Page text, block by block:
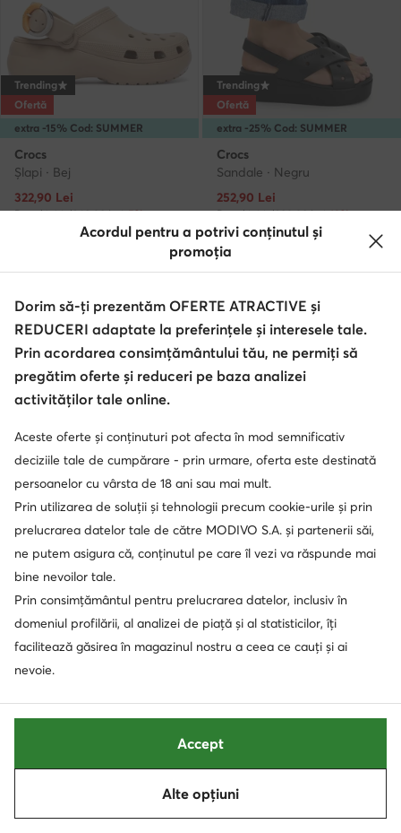
extra -15% Cod: SUMMER
Trending
Ofertă
Crocs
Şlapi · Bej
Prețul actual
322,90 Lei
Prețul inițial340,90 Lei-5%
Cel mai mic preț340,90 Lei-5%
extra -25% Cod: SUMMER
Trending
Ofertă
Crocs
Sandale · Negru
Prețul actual
252,90 Lei
Prețul inițial309,90 Lei-18%
Cel mai mic preț267,90 Lei
extra -15% Cod: SUMMER
Trending
Ofertă
Crocs
Şlapi · Colorat
Prețul actual
273,90Lei
Cel mai mic preț288,90 Lei-5%
extra -15% Cod: SUMMER
Trending
Ofertă
Crocs
Şlapi · Maro
Cel mai mic preț392,90 Lei
Acordul pentru a potrivi conținutul și
promoția
Dorim să-ți prezentăm OFERTE ATRACTIVE și
REDUCERI adaptate la preferințele și interesele tale.
Prin acordarea consimțământului tău, ne permiți să
pregătim oferte și reduceri pe baza analizei
activităților tale online.
Aceste oferte și conținuturi pot afecta în mod semnificativ
deciziile tale de cumpărare - prin urmare, oferta este destinată
persoanelor cu vârsta de 18 ani sau mai mult.
Prin utilizarea de soluții și tehnologii precum cookie-urile și prin
prelucrarea datelor tale de către MODIVO S.A. și partenerii săi,
ne putem asigura că, conținutul pe care îl vezi va răspunde mai
bine nevoilor tale.
Prin consimțământul pentru prelucrarea datelor, inclusiv în
domeniul profilării, al analizei de piață și al statisticilor, îți
facilitează găsirea în magazinul nostru a ceea ce cauți și ai
nevoie.
Alte opțiuni
Accept